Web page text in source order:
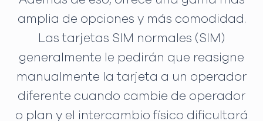
amplia de opciones y más comodidad.
Las tarjetas SIM normales (SIM)
generalmente le pedirán que reasigne
manualmente la tarjeta a un operador
diferente cuando cambie de operador
o plan y el intercambio físico dificultará